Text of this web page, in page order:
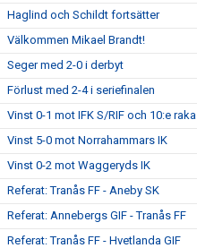
Haglind och Schildt fortsätter
Välkommen Mikael Brandt!
Seger med 2-0 i derbyt
Förlust med 2-4 i seriefinalen
Vinst 0-1 mot IFK S/RIF och 10:e raka
Vinst 5-0 mot Norrahammars IK
Vinst 0-2 mot Waggeryds IK
Referat: Tranås FF - Aneby SK
Referat: Annebergs GIF - Tranås FF
Referat: Tranås FF - Hvetlanda GIF